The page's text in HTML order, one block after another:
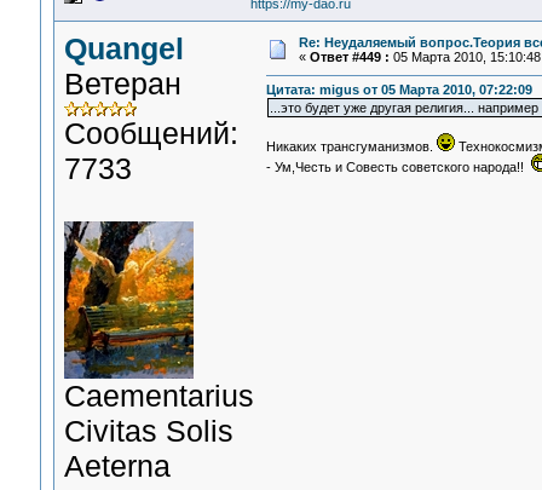
https://my-dao.ru
Quangel
Ветеран
Сообщений:
7733
Сaementarius
Civitas Solis
Aeterna
Re: Неудаляемый вопрос.Теория
« Ответ #449 : 05 Марта 2010,
Цитата: migus от 05 Марта 2010, 07:22:09
...это будет уже другая религия...
Никаких трансгуманизмов.
- Ум,Честь и Совесть советского народа!!